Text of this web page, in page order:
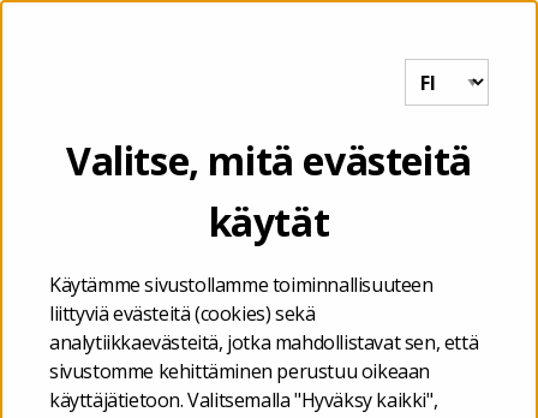
Valitse, mitä evästeitä
käytät
Käytämme sivustollamme toiminnallisuuteen
liittyviä evästeitä (cookies) sekä
analytiikkaevästeitä, jotka mahdollistavat sen, että
sivustomme kehittäminen perustuu oikeaan
käyttäjätietoon. Valitsemalla "Hyväksy kaikki",
kuntien ja kuntayhtymien talous
Ahvenanmaan kuntien ja
kuntayhtymien talous
Ahvenanmaan kuntien taloustiedot perustuvat